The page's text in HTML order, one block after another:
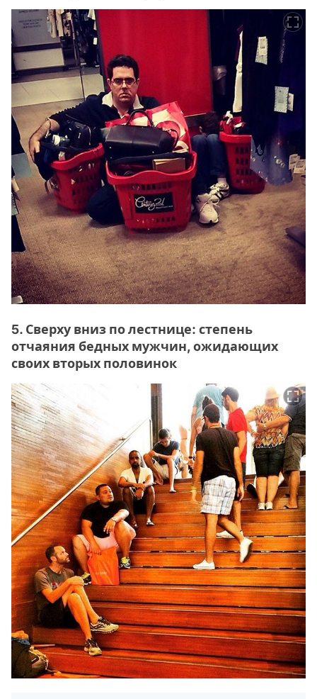
5. Сверху вниз по лестнице: степень
отчаяния бедных мужчин, ожидающих
своих вторых половинок